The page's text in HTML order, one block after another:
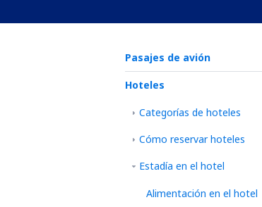
Pasajes de avión
Hoteles
Categorías de hoteles
Cómo reservar hoteles
Estadía en el hotel
Alimentación en el hotel